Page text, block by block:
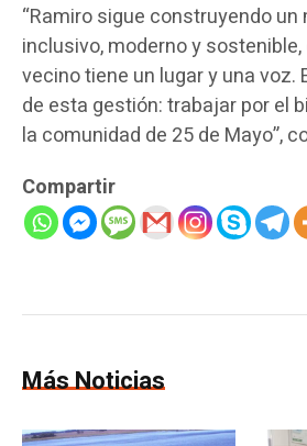
“Ramiro sigue construyendo
inclusivo, moderno y
vecino tiene un lugar y una voz.
de esta gestión: trabajar por el
la comunidad de 25 de Mayo”,
Compartir
Más Noticias